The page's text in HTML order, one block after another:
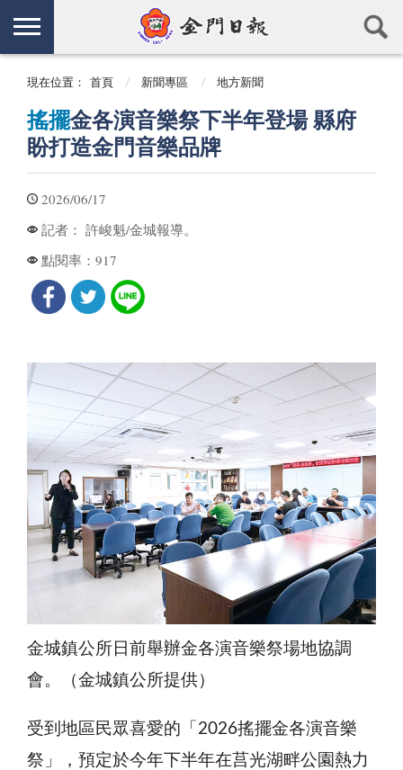
現在位置： 首頁 新聞專區 地方新聞
搖擺金各演音樂祭下半年登場 縣府
盼打造金門音樂品牌
2026/06/17
記者： 許峻魁/金城報導。
點閱率： 917
金城鎮公所日前舉辦金各演音樂祭場地協調
會。（金城鎮公所提供）
受到地區民眾喜愛的「2026搖擺金各演音樂
祭」，預定於今年下半年在莒光湖畔公園熱力